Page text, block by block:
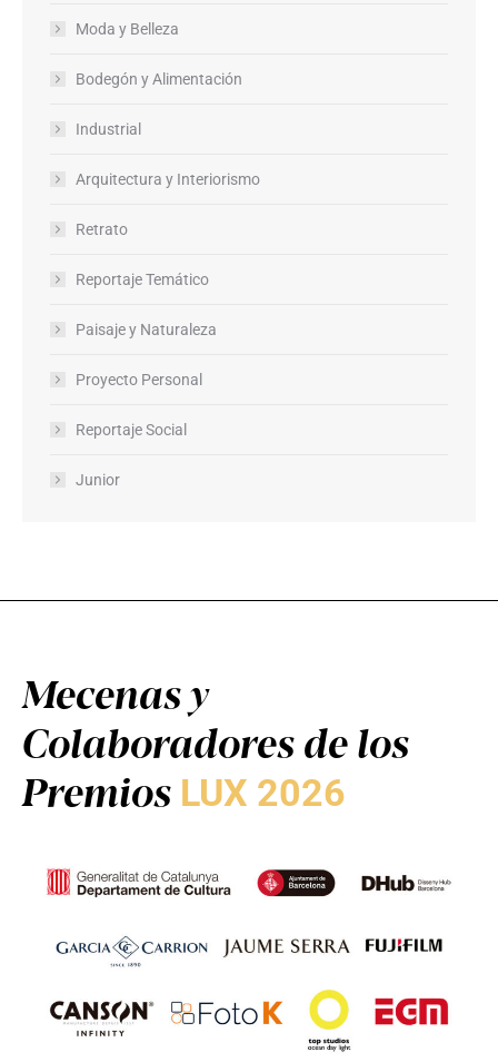
Moda y Belleza
Bodegón y Alimentación
Industrial
Arquitectura y Interiorismo
Retrato
Reportaje Temático
Paisaje y Naturaleza
Proyecto Personal
Reportaje Social
Junior
Mecenas y
Colaboradores de los
Premios LUX 2026